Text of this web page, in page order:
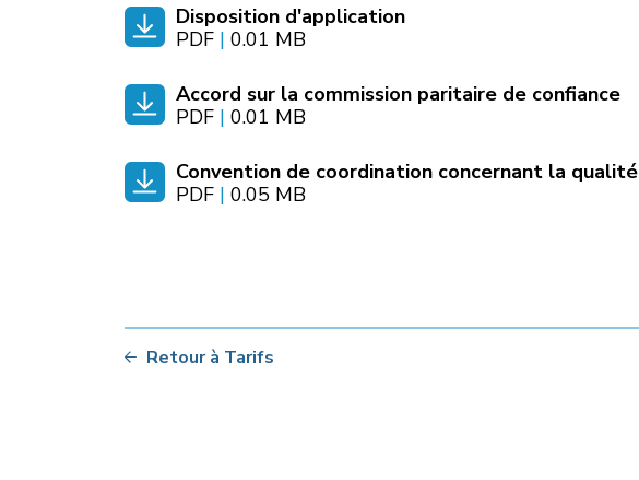
Disposition d'application
PDF | 0.01 MB
Accord sur la commission paritaire de confiance
PDF | 0.01 MB
Convention de coordination concernant la qualité
PDF | 0.05 MB
Retour à Tarifs